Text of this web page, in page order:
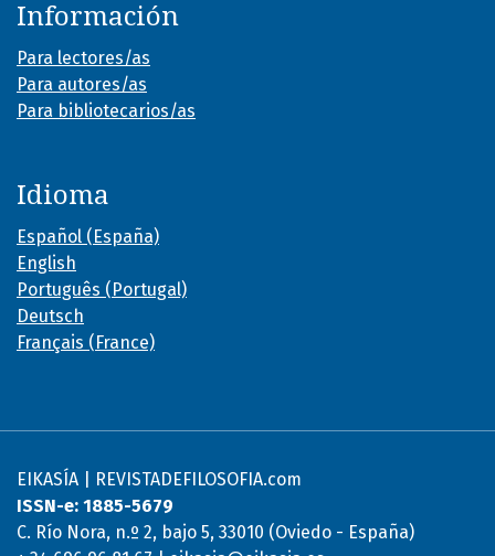
Información
Para lectores/as
Para autores/as
Para bibliotecarios/as
Idioma
Español (España)
English
Português (Portugal)
Deutsch
Français (France)
EIKASÍA | REVISTADEFILOSOFIA.com
ISSN-e: 1885-5679
C. Río Nora, n.º 2, bajo 5, 33010 (Oviedo - España)